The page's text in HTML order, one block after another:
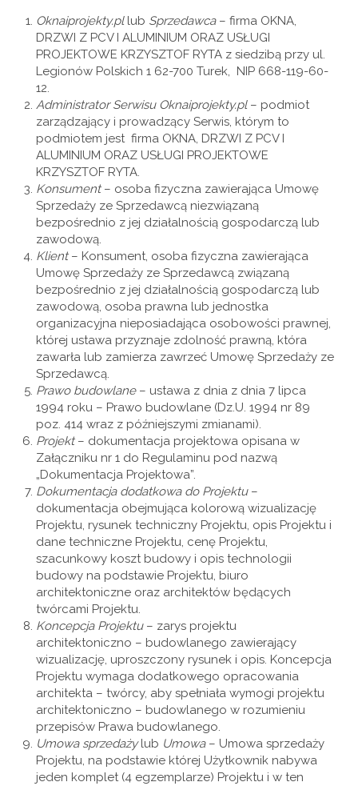
Oknaiprojekty.pllub Sprzedawca– firma OKNA,
DRZWI Z PCV I ALUMINIUM ORAZ USŁUGI
PROJEKTOWE KRZYSZTOF RYTA z siedzibą przy ul.
Legionów Polskich 1 62-700 Turek, NIP 668-119-60-
12.
Administrator Serwisu Oknaiprojekty.pl– podmiot
zarządzający i prowadzący Serwis, którym to
podmiotem jest firma OKNA, DRZWI Z PCV I
ALUMINIUM ORAZ USŁUGI PROJEKTOWE
KRZYSZTOF RYTA.
Konsument– osoba fizyczna zawierająca Umowę
Sprzedaży ze Sprzedawcą niezwiązaną
bezpośrednio z jej działalnością gospodarczą lub
zawodową.
Klient– Konsument, osoba fizyczna zawierająca
Umowę Sprzedaży ze Sprzedawcą związaną
bezpośrednio z jej działalnością gospodarczą lub
zawodową, osoba prawna lub jednostka
organizacyjna nieposiadająca osobowości prawnej,
której ustawa przyznaje zdolność prawną, która
zawarła lub zamierza zawrzeć Umowę Sprzedaży ze
Sprzedawcą.
Prawo budowlane– ustawa z dnia z dnia 7 lipca
1994 roku – Prawo budowlane (Dz.U. 1994 nr 89
poz. 414 wraz z późniejszymi zmianami).
Projekt– dokumentacja projektowa opisana w
Załączniku nr 1 do Regulaminu pod nazwą
„Dokumentacja Projektowa”.
Dokumentacja dodatkowa do Projektu–
dokumentacja obejmująca kolorową wizualizację
Projektu, rysunek techniczny Projektu, opis Projektu i
dane techniczne Projektu, cenę Projektu,
szacunkowy koszt budowy i opis technologii
budowy na podstawie Projektu, biuro
architektoniczne oraz architektów będących
twórcami Projektu.
Koncepcja Projektu– zarys projektu
architektoniczno – budowlanego zawierający
wizualizację, uproszczony rysunek i opis. Koncepcja
Projektu wymaga dodatkowego opracowania
architekta – twórcy, aby spełniała wymogi projektu
architektoniczno – budowlanego w rozumieniu
przepisów Prawa budowlanego.
Umowa sprzedażylub Umowa– Umowa sprzedaży
Projektu, na podstawie której Użytkownik nabywa
jeden komplet (4 egzemplarze) Projektu i w ten